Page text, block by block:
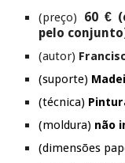
(preço) 60 €
pelo
(autor)
(suporte)
(técnica)
(moldura) não
(dimensões